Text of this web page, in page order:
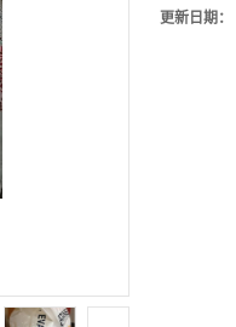
更新日期：